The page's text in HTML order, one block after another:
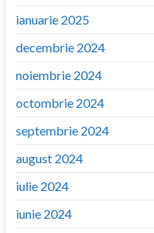
ianuarie 2025
decembrie 2024
noiembrie 2024
octombrie 2024
septembrie 2024
august 2024
iulie 2024
iunie 2024